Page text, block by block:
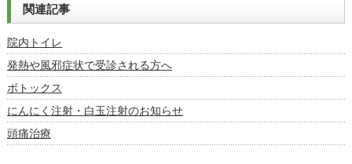
関連記事
院内トイレ
発熱や風邪症状で受診される方へ
ボトックス
にんにく注射・白玉注射のお知らせ
頭痛治療